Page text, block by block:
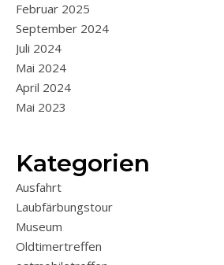
Februar 2025
September 2024
Juli 2024
Mai 2024
April 2024
Mai 2023
Kategorien
Ausfahrt
Laubfärbungstour
Museum
Oldtimertreffen